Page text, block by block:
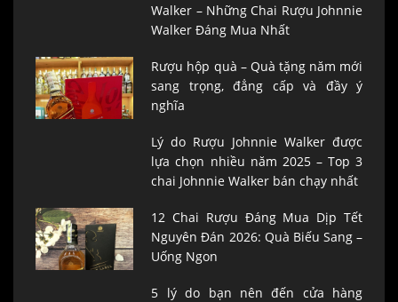
Walker – Những Chai Rượu Johnnie
Walker Đáng Mua Nhất
Rượu hộp quà – Quà tặng năm mới
sang trọng, đẳng cấp và đầy ý
nghĩa
Lý do Rượu Johnnie Walker được
lựa chọn nhiều năm 2025 – Top 3
chai Johnnie Walker bán chạy nhất
12 Chai Rượu Đáng Mua Dịp Tết
Nguyên Đán 2026: Quà Biếu Sang –
Uống Ngon
5 lý do bạn nên đến cửa hàng